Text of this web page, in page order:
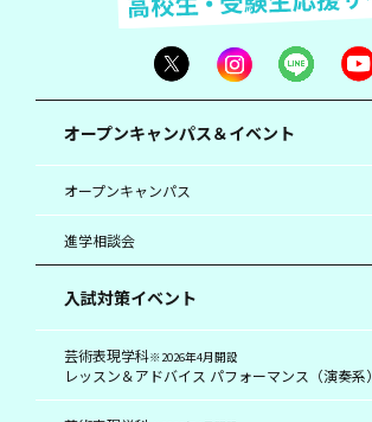
オープンキャンパス＆イベント
オープンキャンパス
進学相談会
入試対策イベント
芸術表現学科※2026年4月開設
レッスン＆アドバイス パフォーマンス（演奏系）